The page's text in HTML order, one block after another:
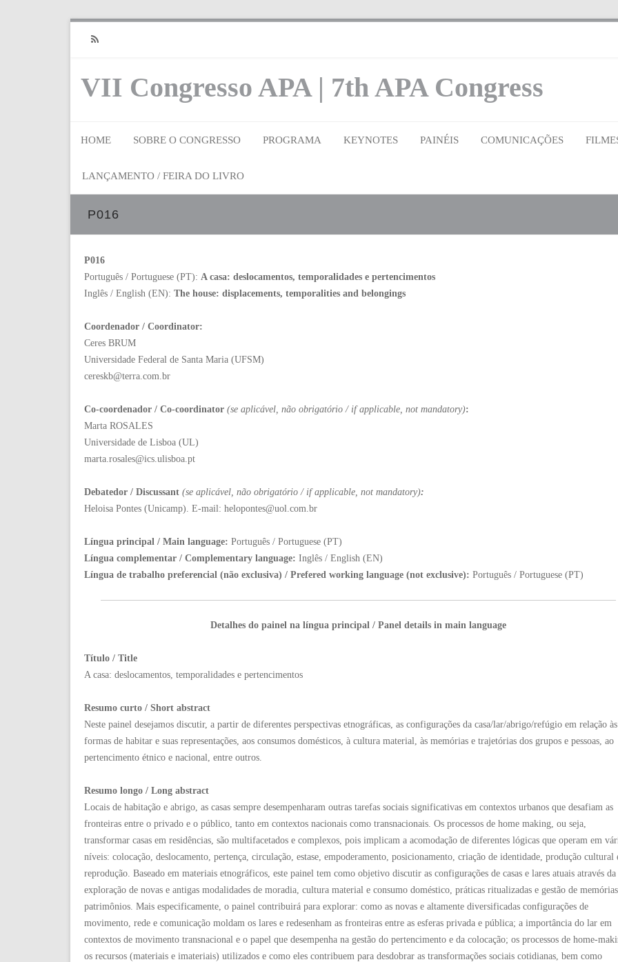
VII Congresso APA | 7th APA Congress
HOME SOBRE O CONGRESSO PROGRAMA KEYNOTES PAINÉIS COMUNICAÇÕES
LANÇAMENTO / FEIRA DO LIVRO
P016
P016
Português / Portuguese (PT): A casa: deslocamentos, temporalidades e pertencimentos
Inglês / English (EN): The house: displacements, temporalities and belongings
Coordenador / Coordinator:
Ceres BRUM
Universidade Federal de Santa Maria (UFSM)
cereskb@terra.com.br
Co-coordenador / Co-coordinator (se aplicável, não obrigatório / if applicable, not mandatory):
Marta ROSALES
Universidade de Lisboa (UL)
marta.rosales@ics.ulisboa.pt
Debatedor / Discussant (se aplicável, não obrigatório / if applicable, not mandatory):
Heloisa Pontes (Unicamp). E-mail: helopontes@uol.com.br
Língua principal / Main language: Português / Portuguese (PT)
Língua complementar / Complementary language: Inglês / English (EN)
Língua de trabalho preferencial (não exclusiva) / Prefered working language (not exclusive): Português / Portuguese (PT)
Detalhes do painel na língua principal / Panel details in main language
Título / Title
A casa: deslocamentos, temporalidades e pertencimentos
Resumo curto / Short abstract
Neste painel desejamos discutir, a partir de diferentes perspectivas etnográficas, as configurações da casa/lar/abrigo/refúgio em relação às
formas de habitar e suas representações, aos consumos domésticos, à cultura material, às memórias e trajetórias dos grupos e pessoas, ao
pertencimento étnico e nacional, entre outros.
Resumo longo / Long abstract
Locais de habitação e abrigo, as casas sempre desempenharam outras tarefas sociais significativas em contextos urbanos que desafiam as
fronteiras entre o privado e o público, tanto em contextos nacionais como transnacionais. Os processos de home making, ou seja,
transformar casas em residências, são multifacetados e complexos, pois implicam a acomodação de diferentes lógicas que operam em
níveis: colocação, deslocamento, pertença, circulação, estase, empoderamento, posicionamento, criação de identidade, produção cultural
reprodução. Baseado em materiais etnográficos, este painel tem como objetivo discutir as configurações de casas e lares atuais através da
exploração de novas e antigas modalidades de moradia, cultura material e consumo doméstico, práticas ritualizadas e gestão de
patrimônios. Mais especificamente, o painel contribuirá para explorar: como as novas e altamente diversificadas configurações de
movimento, rede e comunicação moldam os lares e redesenham as fronteiras entre as esferas privada e pública; a importância do lar em
contextos de movimento transnacional e o papel que desempenha na gestão do pertencimento e da colocação; os processos de home-
os recursos (materiais e imateriais) utilizados e como eles contribuem para desdobrar as transformações sociais cotidianas, bem como